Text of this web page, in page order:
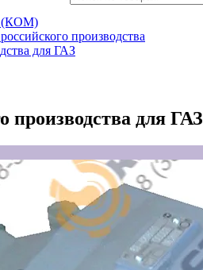
(КОМ)
производства
для ГАЗ
для ГАЗ